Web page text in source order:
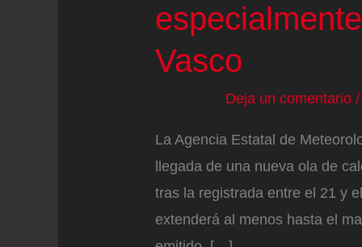
Vasco
Deja un comentario /
La Agencia Estatal de
llegada de una nueva ola de
tras la registrada entre el 21 y
extenderá al menos hasta el